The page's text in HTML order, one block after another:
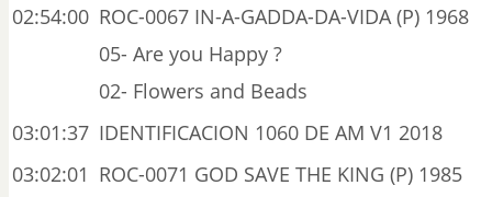
02:54:00 ROC-0067 IN-A-GADDA-DA-VIDA (P) 1968
05- Are you Happy ?
02- Flowers and Beads
03:01:37 IDENTIFICACION 1060 DE AM V1 2018
03:02:01 ROC-0071 GOD SAVE THE KING (P) 1985